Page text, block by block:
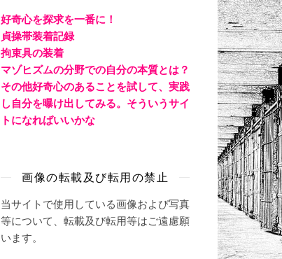
好奇心を探求を一番に！
貞操帯装着記録
拘束具の装着
マゾヒズムの分野での自分の本質とは？
その他好奇心のあることを試して、実践
し自分を曝け出してみる。そういうサイ
トになればいいかな
画像の転載及び転用の禁止
当サイトで使用している画像および写真
等について、転載及び転用等はご遠慮願
います。